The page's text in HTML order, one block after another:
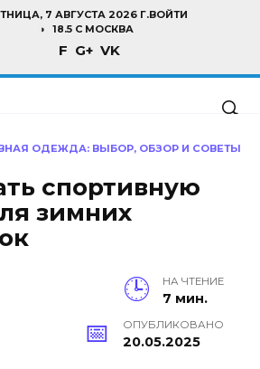
7 АВГУСТА 2026 Г.ВОЙТИ
18.5 C МОСКВА
F G+ VK
ОДЕЖДА: ВЫБОР, ОБЗОР И СОВЕТЫ
спортивную
зимних
НА ЧТЕНИЕ
7 мин.
ОПУБЛИКОВАНО
20.05.2025